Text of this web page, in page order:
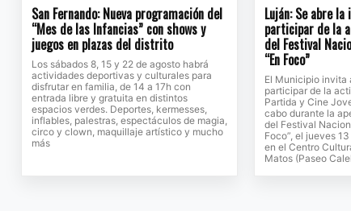
San Fernando: Nueva programación del
“Mes de las Infancias” con shows y
juegos en plazas del distrito
Los sábados 8, 15 y 22 de agosto habrá
actividades deportivas y culturales para
disfrutar en familia, de 14 a 17h con
entrada libre y gratuita en distintos
espacios verdes. Deportes, kermesses,
inflables, palestras, espectáculos de magia,
circo y clown, maquillaje artístico y mucho
más
Luján: Se abre
participar de la
del Festival
“En Foco”
El Municipio invita
participar de la
Partida y Cine
cabo durante la
del Festival
Foco”, el jueves
en el Centro
Matos (Paseo